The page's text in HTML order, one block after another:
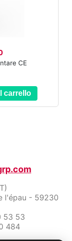
CE
carrello
l'épau - 59230
53 53
484